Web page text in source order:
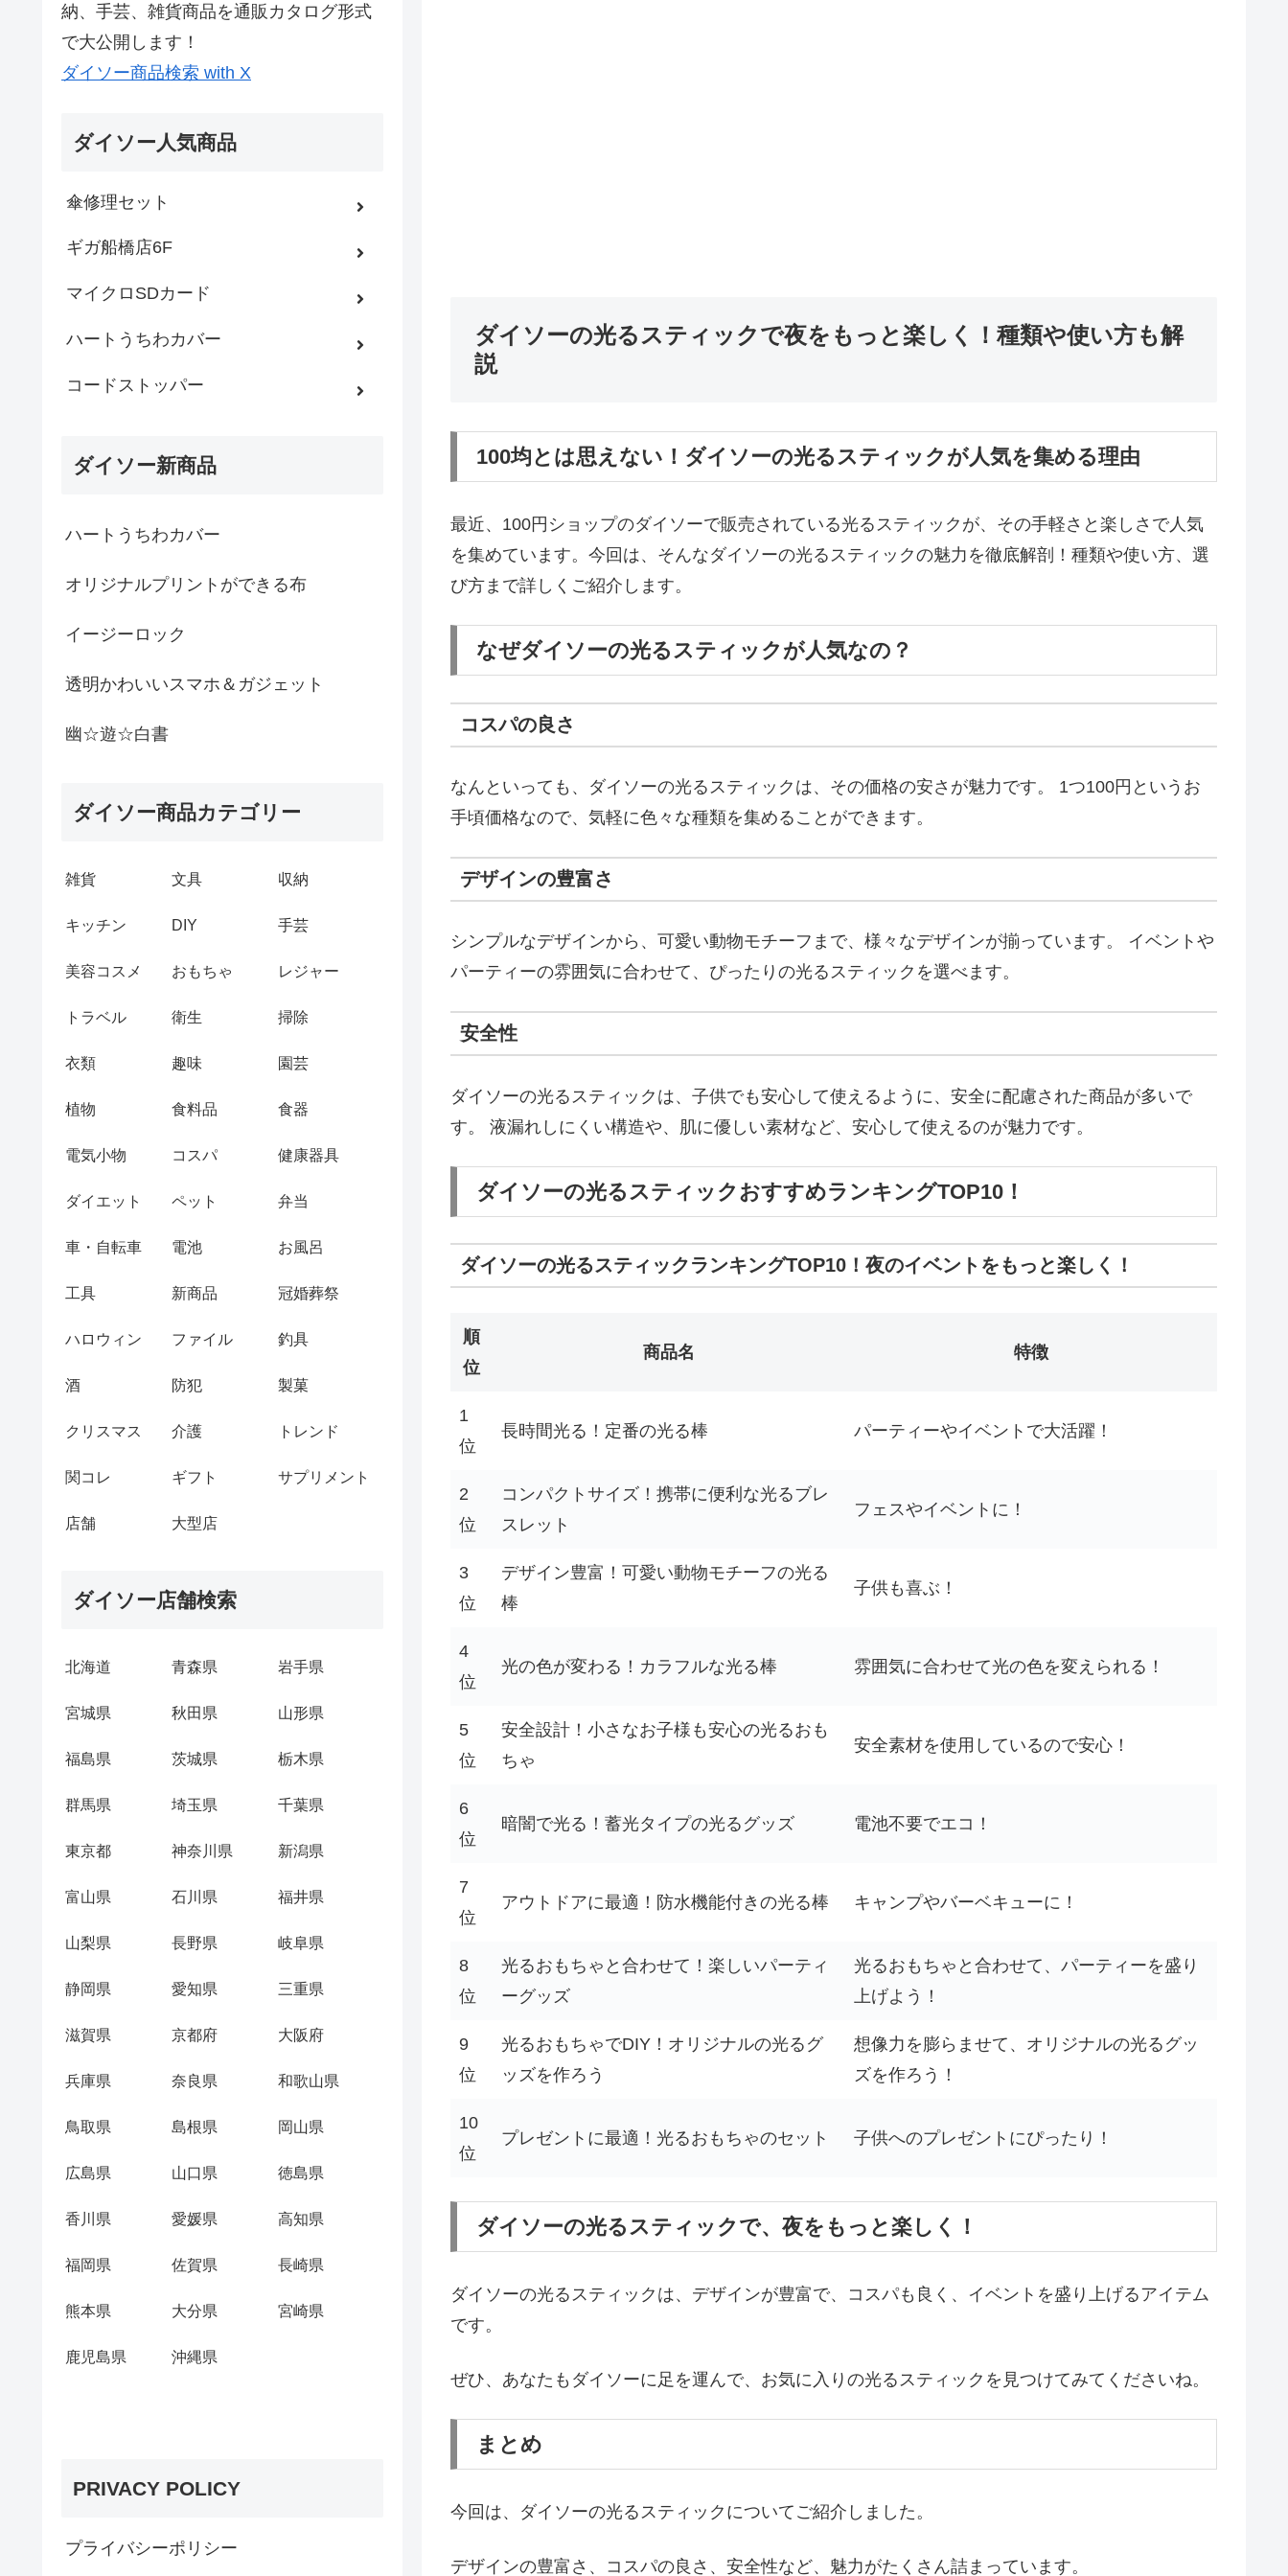
ダイソーの光るスティックで夜をもっと楽しく！種類や使い方も解
説
100均とは思えない！ダイソーの光るスティックが人気を集める理由
最近、100円ショップのダイソーで販売されている光るスティックが、その手軽さと楽しさで人気
を集めています。今回は、そんなダイソーの光るスティックの魅力を徹底解剖！種類や使い方、選
び方まで詳しくご紹介します。
なぜダイソーの光るスティックが人気なの？
コスパの良さ
なんといっても、ダイソーの光るスティックは、その価格の安さが魅力です。 1つ100円というお
手頃価格なので、気軽に色々な種類を集めることができます。
デザインの豊富さ
シンプルなデザインから、可愛い動物モチーフまで、様々なデザインが揃っています。 イベントや
パーティーの雰囲気に合わせて、ぴったりの光るスティックを選べます。
安全性
ダイソーの光るスティックは、子供でも安心して使えるように、安全に配慮された商品が多いで
す。 液漏れしにくい構造や、肌に優しい素材など、安心して使えるのが魅力です。
ダイソーの光るスティックおすすめランキングTOP10！
ダイソーの光るスティックランキングTOP10！夜のイベントをもっと楽しく！
順
位
商品名 特徴
1
位
長時間光る！定番の光る棒 パーティーやイベントで大活躍！
2
位
コンパクトサイズ！携帯に便利な光るブレ
スレット
フェスやイベントに！
3
位
デザイン豊富！可愛い動物モチーフの光る
棒
子供も喜ぶ！
4
位
光の色が変わる！カラフルな光る棒 雰囲気に合わせて光の色を変えられる！
5
位
安全設計！小さなお子様も安心の光るおも
ちゃ
安全素材を使用しているので安心！
6
位
暗闇で光る！蓄光タイプの光るグッズ 電池不要でエコ！
7
位
アウトドアに最適！防水機能付きの光る棒 キャンプやバーベキューに！
8
位
光るおもちゃと合わせて！楽しいパーティ
ーグッズ
光るおもちゃと合わせて、パーティーを盛り
上げよう！
9
位
光るおもちゃでDIY！オリジナルの光るグ
ッズを作ろう
想像力を膨らませて、オリジナルの光るグッ
ズを作ろう！
10
位
プレゼントに最適！光るおもちゃのセット 子供へのプレゼントにぴったり！
ダイソーの光るスティックで、夜をもっと楽しく！
ダイソーの光るスティックは、デザインが豊富で、コスパも良く、イベントを盛り上げるアイテム
です。
ぜひ、あなたもダイソーに足を運んで、お気に入りの光るスティックを見つけてみてくださいね。
まとめ
今回は、ダイソーの光るスティックについてご紹介しました。
デザインの豊富さ、コスパの良さ、安全性など、魅力がたくさん詰まっています。
納、手芸、雑貨商品を通販カタログ形式
で大公開します！
ダイソー商品検索 with X
ダイソー人気商品
傘修理セット
ギガ船橋店6F
マイクロSDカード
ハートうちわカバー
コードストッパー
ダイソー新商品
ハートうちわカバー
オリジナルプリントができる布
イージーロック
透明かわいいスマホ＆ガジェット
幽☆遊☆白書
ダイソー商品カテゴリー
雑貨 文具 収納
キッチン DIY 手芸
美容コスメ おもちゃ レジャー
トラベル 衛生 掃除
衣類 趣味 園芸
植物 食料品 食器
電気小物 コスパ 健康器具
ダイエット ペット 弁当
車・自転車 電池 お風呂
工具 新商品 冠婚葬祭
ハロウィン ファイル 釣具
酒 防犯 製菓
クリスマス 介護 トレンド
関コレ ギフト サプリメント
店舗 大型店
ダイソー店舗検索
北海道 青森県 岩手県
宮城県 秋田県 山形県
福島県 茨城県 栃木県
群馬県 埼玉県 千葉県
東京都 神奈川県 新潟県
富山県 石川県 福井県
山梨県 長野県 岐阜県
静岡県 愛知県 三重県
滋賀県 京都府 大阪府
兵庫県 奈良県 和歌山県
鳥取県 島根県 岡山県
広島県 山口県 徳島県
香川県 愛媛県 高知県
福岡県 佐賀県 長崎県
熊本県 大分県 宮崎県
鹿児島県 沖縄県
PRIVACY POLICY
プライバシーポリシー